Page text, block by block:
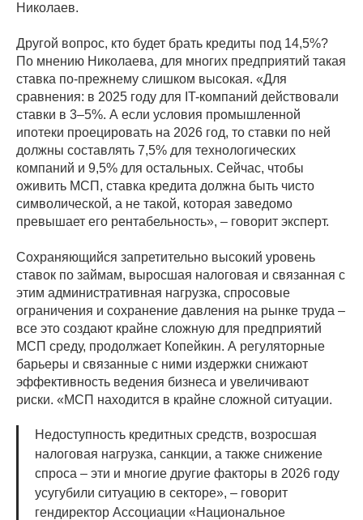
Николаев.
Другой вопрос, кто будет брать кредиты под 14,5%?
По мнению Николаева, для многих предприятий такая
ставка по-прежнему слишком высокая. «Для
сравнения: в 2025 году для IT-компаний действовали
ставки в 3–5%. А если условия промышленной
ипотеки проецировать на 2026 год, то ставки по ней
должны составлять 7,5% для технологических
компаний и 9,5% для остальных. Сейчас, чтобы
оживить МСП, ставка кредита должна быть чисто
символической, а не такой, которая заведомо
превышает его рентабельность», – говорит эксперт.
Сохраняющийся запретительно высокий уровень
ставок по займам, выросшая налоговая и связанная с
этим административная нагрузка, спросовые
ограничения и сохранение давления на рынке труда –
все это создают крайне сложную для предприятий
МСП среду, продолжает Копейкин. А регуляторные
барьеры и связанные с ними издержки снижают
эффективность ведения бизнеса и увеличивают
риски. «МСП находится в крайне сложной ситуации.
Недоступность кредитных средств, возросшая
налоговая нагрузка, санкции, а также снижение
спроса – эти и многие другие факторы в 2026 году
усугубили ситуацию в секторе», – говорит
гендиректор Ассоциации «Национальное